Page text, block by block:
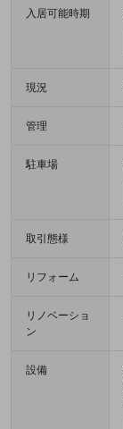
入居可能時期
現況
管理
駐車場
取引態様
リフォーム
リノベーショ
ン
設備